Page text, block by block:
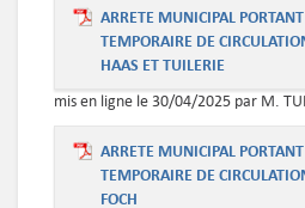
ARRETE MUNICIPAL
TEMPORAIRE DE
HAAS ET TUILERIE
mis en ligne le 30/04/2025 par M.
ARRETE MUNICIPAL
TEMPORAIRE DE
FOCH